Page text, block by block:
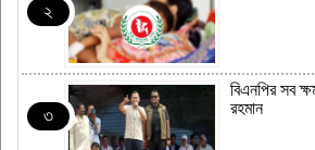
২
৩
বিএনপির সব
রহমান